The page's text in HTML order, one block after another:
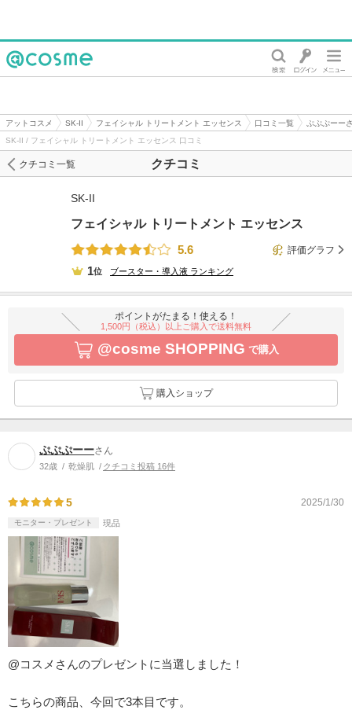
アットコスメ SK-II フェイシャル トリートメント エッセンス 口コミ一覧
ぷぷぷーー
SK-II / フェイシャル トリートメント エッセンス 口コミ
クチコミ
クチコミ一覧
SK-II
フェイシャル トリートメント エッセンス
5.6
評価グラフ
1位 ブースター・導入液 ランキング
ポイントがたまる！使える！
1,500円（税込）以上ご購入で送料無料
@cosme SHOPPING で購入
購入ショップ
ぷぷぷーーさん
32歳 乾燥肌 クチコミ投稿 16件
5 2025/1/30
モニター・プレゼント 現品
@コスメさんのプレゼントに当選しました！
こちらの商品、今回で3本目です。